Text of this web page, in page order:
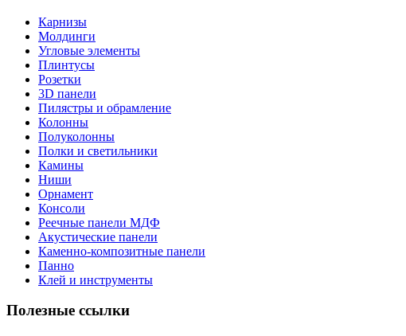
Карнизы
Молдинги
Угловые элементы
Плинтусы
Розетки
3D панели
Пилястры и обрамление
Колонны
Полуколонны
Полки и светильники
Камины
Ниши
Орнамент
Консоли
Реечные панели МДФ
Акустические панели
Каменно-композитные панели
Панно
Клей и инструменты
Полезные ссылки